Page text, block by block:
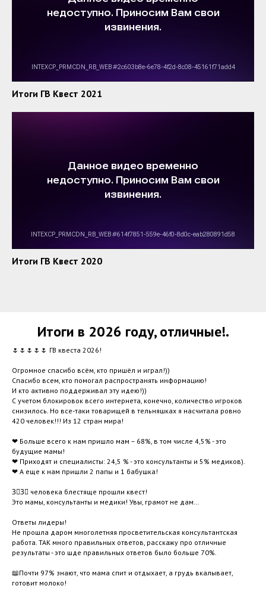
Итоги ГВ Квест 2021
Итоги ГВ Квест 2020
Итоги в 2026 году, отличные!.
🌷🌷🌷🌷🌷 ГВ квеста 2026!
Огромное спасибо всём, кто пришёл и играл!))
Спасибо всем, кто помогал распространять информацию!
И кто активно поддерживал эту идею!))
С учетом блокировок всего интернета, конечно, количество игроков
снизилось. Но все-таки товарищей в тельняшках я насчитала ровно
420 человек!!! Из 12 стран мира!
❤ Больше всего к нам пришло мам – 68%, в том числе 4,5% - это
будущие мамы!
❤ Приходят и специалисты: 24,5 % - это консультанты и 5% медиков).
❤ А еще к нам пришли 2 папы и 1 бабушка!
3⃣3⃣ человека блестяще прошли квест!
Это мамы, консультанты и медики! Увы, грамот не дам…
Ответы лидеры!
Не прошла даром многолетняя просветительская консультантская
работа. ТАК много правильных ответов, расскажу про отличные
результаты - это шде правильных ответов было больше 70%.
📖Почти 97% знают, что мама спит и отдыхает, а грудь вкалывает,
готовит молоко!